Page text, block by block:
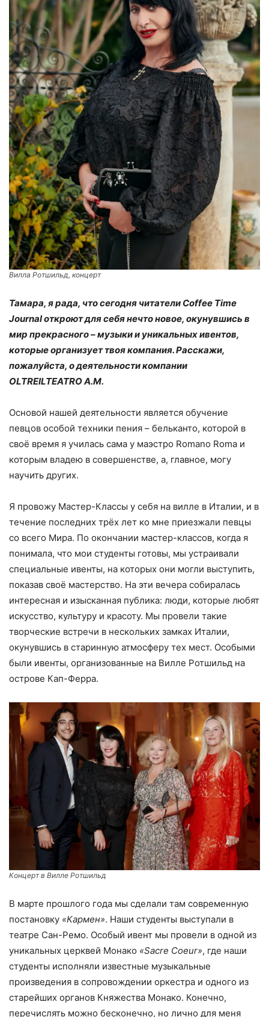
Вилла Ротшильд, концерт
Тамара, я рада, что сегодня читатели Coffee Time
Journal откроют для себя нечто новое, окунувшись в
мир прекрасного – музыки и уникальных ивентов,
которые организует твоя компания. Расскажи,
пожалуйста, о деятельности компании
OLTREILTEATRO A.M.
Основой нашей деятельности является обучение
певцов особой техники пения – бельканто, которой в
своё время я училась сама у маэстро Romano Roma и
которым владею в совершенстве, а, главное, могу
научить других.
Я провожу Мастер-Классы у себя на вилле в Италии, и в
течение последних трёх лет ко мне приезжали певцы
со всего Мира. По окончании мастер-классов, когда я
понимала, что мои студенты готовы, мы устраивали
специальные ивенты, на которых они могли выступить,
показав своё мастерство. На эти вечера собиралась
интересная и изысканная публика: люди, которые любят
искусство, культуру и красоту. Мы провели такие
творческие встречи в нескольких замках Италии,
окунувшись в старинную атмосферу тех мест. Особыми
были ивенты, организованные на Вилле Ротшильд на
острове Кап-Ферра.
Концерт в Вилле Ротшильд
В марте прошлого года мы сделали там современную
постановку «Кармен». Наши студенты выступали в
театре Сан-Ремо. Особый ивент мы провели в одной из
уникальных церквей Монако «Sacre Coeur», где наши
студенты исполняли известные музыкальные
произведения в сопровождении оркестра и одного из
старейших органов Княжества Монако. Конечно,
перечислять можно бесконечно, но лично для меня